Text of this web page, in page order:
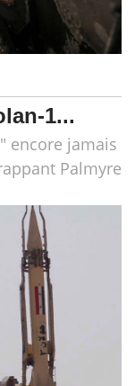
1...
encore jamais
Palmyre